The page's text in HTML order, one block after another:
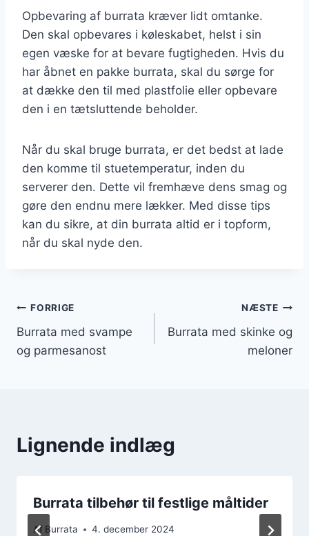
Opbevaring af burrata kræver lidt omtanke.
Den skal opbevares i køleskabet, helst i sin
egen væske for at bevare fugtigheden. Hvis du
har åbnet en pakke burrata, skal du sørge for
at dække den til med plastfolie eller opbevare
den i en tætsluttende beholder.
Når du skal bruge burrata, er det bedst at lade
den komme til stuetemperatur, inden du
serverer den. Dette vil fremhæve dens smag og
gøre den endnu mere lækker. Med disse tips
kan du sikre, at din burrata altid er i topform,
når du skal nyde den.
Indlægsnavigation
FORRIGE
Burrata med svampe
og parmesanost
NÆSTE
Burrata med skinke og
meloner
Lignende indlæg
Burrata tilbehør til festlige måltider
Af Burrata 4. december 2024